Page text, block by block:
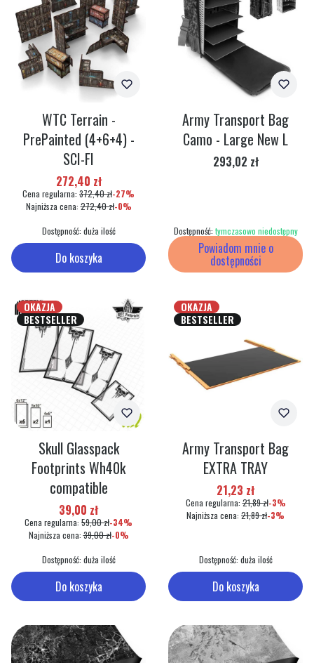
Do koszyka
WTC Terrain -
PrePainted (4+6+4) -
SCI-FI
Cena promocyjna
272,40 zł
Cena regularna: 372,40 zł-27%
Najniższa cena: 272,40 zł-0%
Dostępność: duża ilość
Powiadom mnie o
dostępności
Army Transport Bag
Camo - Large New L
Cena
293,02 zł
Dostępność: tymczasowo niedostępny
OKAZJA
BESTSELLER
Do koszyka
Skull Glasspack
Footprints Wh40k
compatible
Cena promocyjna
39,00 zł
Cena regularna: 59,00 zł-34%
Najniższa cena: 39,00 zł-0%
Dostępność: duża ilość
OKAZJA
BESTSELLER
Do koszyka
Army Transport Bag
EXTRA TRAY
Cena promocyjna
21,23 zł
Cena regularna: 21,89 zł-3%
Najniższa cena: 21,89 zł-3%
Dostępność: duża ilość